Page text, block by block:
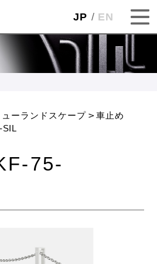
JP EN
ーランドスケープ
車止め
SIL
75-